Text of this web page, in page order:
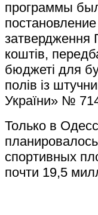
программы
затвердження
коштів,
бюджеті для
полів із
України» №
Только в
спортивных
почти 19,5